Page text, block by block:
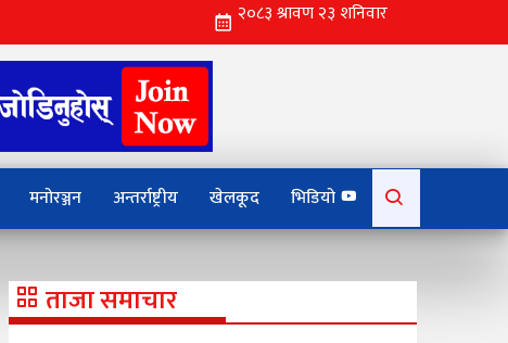
मनोरञ्जन अन्तर्राष्ट्रीय खेलकूद भिडियो
for:
ताजा समाचार